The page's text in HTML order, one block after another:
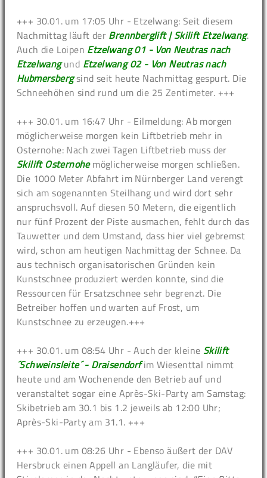
+++ 30.01. um 17:05 Uhr - Etzelwang: Seit diesem
Nachmittag läuft der Brennberglift | Skilift Etzelwang.
Auch die Loipen Etzelwang 01 - Von Neutras nach
Etzelwangund Etzelwang 02 - Von Neutras nach
Hubmersbergsind seit heute Nachmittag gespurt. Die
Schneehöhen sind rund um die 25 Zentimeter. +++
+++ 30.01. um 16:47 Uhr - Eilmeldung: Ab morgen
möglicherweise morgen kein Liftbetrieb mehr in
Osternohe: Nach zwei Tagen Liftbetrieb muss der
Skilift Osternohemöglicherweise morgen schließen.
Die 1000 Meter Abfahrt im Nürnberger Land verengt
sich am sogenannten Steilhang und wird dort sehr
anspruchsvoll. Auf diesen 50 Metern, die eigentlich
nur fünf Prozent der Piste ausmachen, fehlt durch das
Tauwetter und dem Umstand, dass hier viel gebremst
wird, schon am heutigen Nachmittag der Schnee. Da
aus technisch organisatorischen Gründen kein
Kunstschnee produziert werden konnte, sind die
Ressourcen für Ersatzschnee sehr begrenzt. Die
Betreiber hoffen und warten auf Frost, um
Kunstschnee zu erzeugen.+++
+++ 30.01. um 08:54 Uhr - Auch der kleine Skilift
´Schweinsleite´ - Draisendorfim Wiesenttal nimmt
heute und am Wochenende den Betrieb auf und
veranstaltet sogar eine Après-Ski-Party am Samstag:
Skibetrieb am 30.1 bis 1.2 jeweils ab 12:00 Uhr;
Après-Ski-Party am 31.1. +++
+++ 30.01. um 08:26 Uhr - Ebenso äußert der DAV
Hersbruck einen Appell an Langläufer, die mit